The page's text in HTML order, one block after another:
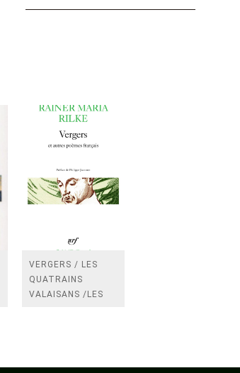
VERGERS / LES
QUATRAINS
VALAISANS /LES